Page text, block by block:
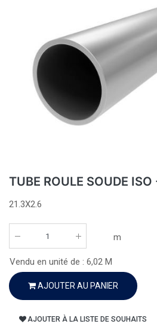
TUBE ROULE SOUDE
21.3X2.6
m
Vendu en unité de : 6,02 M
AJOUTER AU PANIER
AJOUTER À LA LISTE DE SOUHAITS